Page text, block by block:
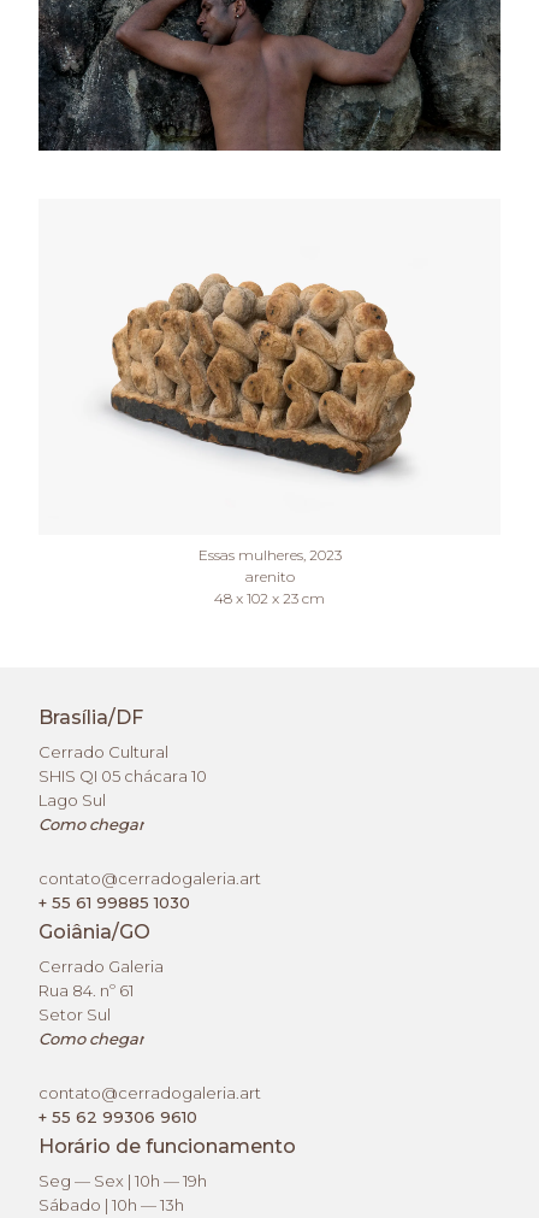
Essas mulheres, 2023
arenito
48 x 102 x 23 cm
Brasília/DF
Cerrado Cultural
SHIS QI 05 chácara 10
Lago Sul
Como chegar
contato@cerradogaleria.art
+ 55 61 99885 1030
Goiânia/GO
Cerrado Galeria
Rua 84. nº 61
Setor Sul
Como chegar
contato@cerradogaleria.art
+ 55 62 99306 9610
Horário de funcionamento
Seg — Sex | 10h — 19h
Sábado | 10h — 13h